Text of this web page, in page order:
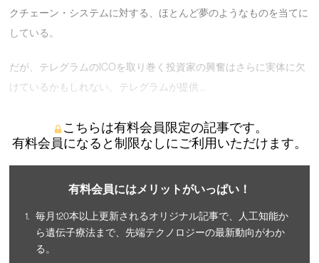
クチェーン・システムに対する、ほとんど夢のようなものを当てに
している。
だが、テレグラムのICOを取り巻く投資家の興奮はさらに実体に欠
けているかもしれない。テレグラムが提供 …
こちらは有料会員限定の記事です。
有料会員になると制限なしにご利用いただけます。
有料会員にはメリットがいっぱい！
毎月120本以上更新されるオリジナル記事で、人工知能か
ら遺伝子療法まで、先端テクノロジーの最新動向がわか
る。